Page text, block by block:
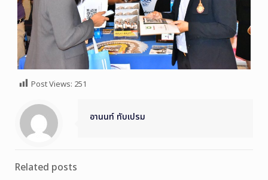
Post Views: 251
อานนท์ ทับเปรม
Related posts